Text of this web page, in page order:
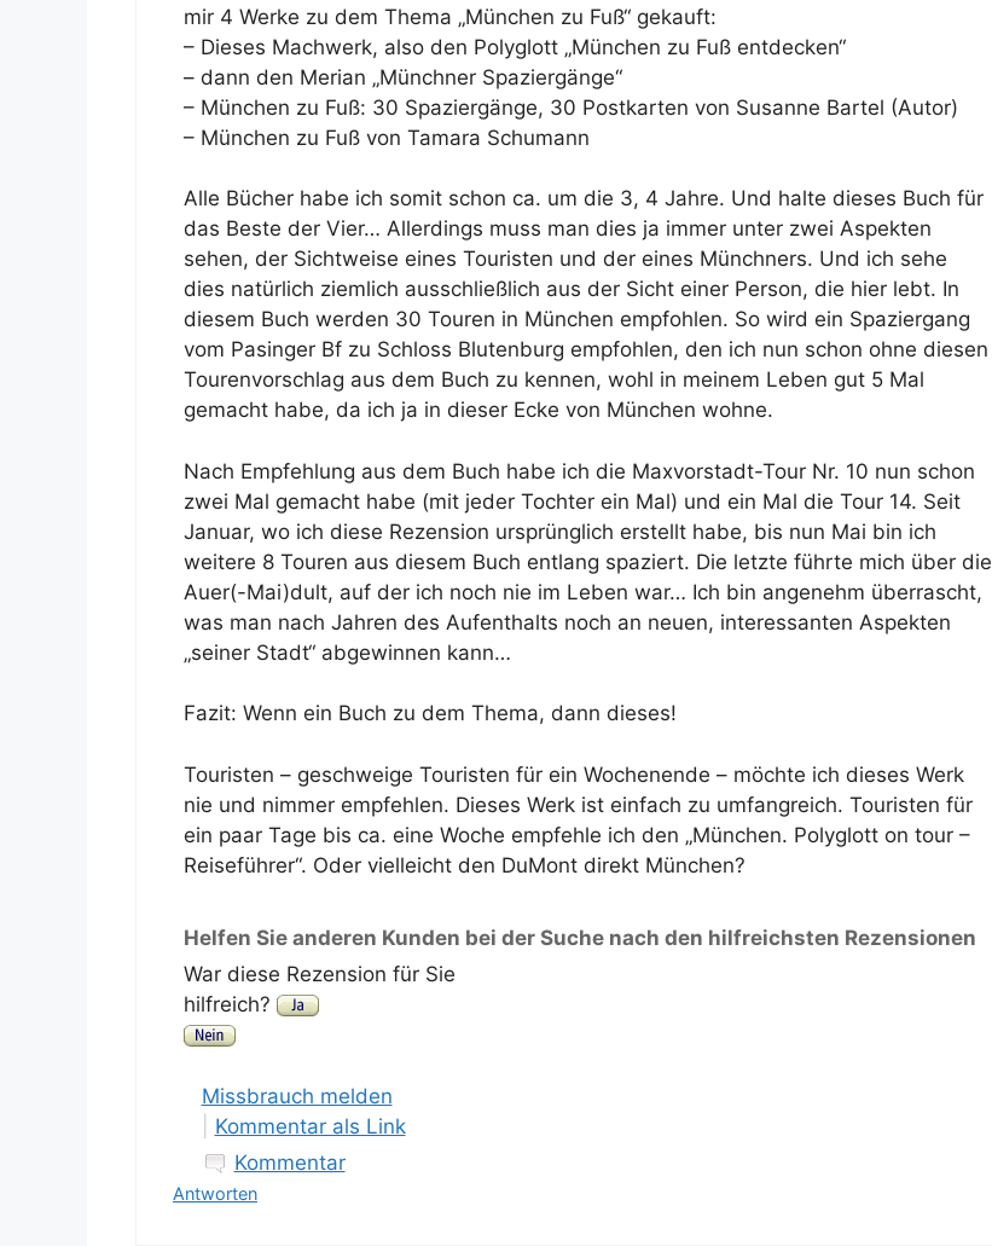
mir 4 Werke zu dem Thema „München zu Fuß“ gekauft:
– Dieses Machwerk, also den Polyglott „München zu Fuß entdecken“
– dann den Merian „Münchner Spaziergänge“
– München zu Fuß: 30 Spaziergänge, 30 Postkarten von Susanne Bartel (Autor)
– München zu Fuß von Tamara Schumann
Alle Bücher habe ich somit schon ca. um die 3, 4 Jahre. Und halte dieses Buch für
das Beste der Vier… Allerdings muss man dies ja immer unter zwei Aspekten
sehen, der Sichtweise eines Touristen und der eines Münchners. Und ich sehe
dies natürlich ziemlich ausschließlich aus der Sicht einer Person, die hier lebt. In
diesem Buch werden 30 Touren in München empfohlen. So wird ein Spaziergang
vom Pasinger Bf zu Schloss Blutenburg empfohlen, den ich nun schon ohne diesen
Tourenvorschlag aus dem Buch zu kennen, wohl in meinem Leben gut 5 Mal
gemacht habe, da ich ja in dieser Ecke von München wohne.
Nach Empfehlung aus dem Buch habe ich die Maxvorstadt-Tour Nr. 10 nun schon
zwei Mal gemacht habe (mit jeder Tochter ein Mal) und ein Mal die Tour 14. Seit
Januar, wo ich diese Rezension ursprünglich erstellt habe, bis nun Mai bin ich
weitere 8 Touren aus diesem Buch entlang spaziert. Die letzte führte mich über die
Auer(-Mai)dult, auf der ich noch nie im Leben war… Ich bin angenehm überrascht,
was man nach Jahren des Aufenthalts noch an neuen, interessanten Aspekten
„seiner Stadt“ abgewinnen kann…
Fazit: Wenn ein Buch zu dem Thema, dann dieses!
Touristen – geschweige Touristen für ein Wochenende – möchte ich dieses Werk
nie und nimmer empfehlen. Dieses Werk ist einfach zu umfangreich. Touristen für
ein paar Tage bis ca. eine Woche empfehle ich den „München. Polyglott on tour –
Reiseführer“. Oder vielleicht den DuMont direkt München?
Helfen Sie anderen Kunden bei der Suche nach den hilfreichsten Rezensionen
War diese Rezension für Sie
hilfreich?
Missbrauch melden
Kommentar als Link
Kommentar
Antworten